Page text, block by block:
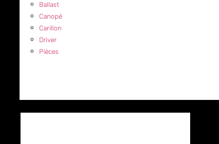
Ballast
Canopé
Carillon
Driver
Pièces